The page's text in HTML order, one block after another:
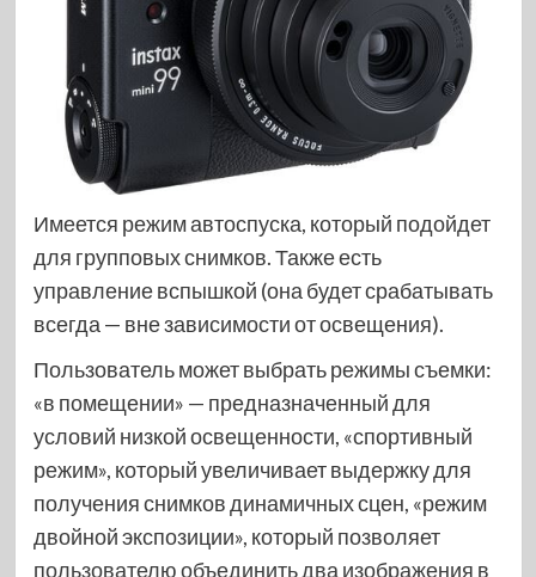
Имеется режим автоспуска, который подойдет
для групповых снимков. Также есть
управление вспышкой (она будет срабатывать
всегда — вне зависимости от освещения).
Пользователь может выбрать режимы съемки:
«в помещении» — предназначенный для
условий низкой освещенности, «спортивный
режим», который увеличивает выдержку для
получения снимков динамичных сцен, «режим
двойной экспозиции», который позволяет
пользователю объединить два изображения в